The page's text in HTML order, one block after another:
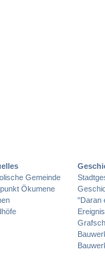
Gemeinde
Ökumene
"Daran